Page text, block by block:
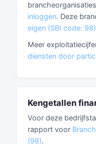
inloggen. Deze
eigen (SBI code: 98)
Meer
diensten door
Kengetallen
Voor deze
rapport voor
(98).